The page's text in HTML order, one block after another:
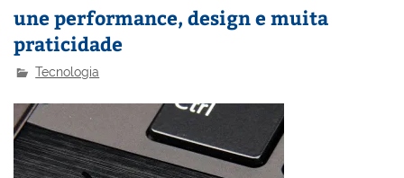
une performance, design e muita
praticidade
Tecnologia